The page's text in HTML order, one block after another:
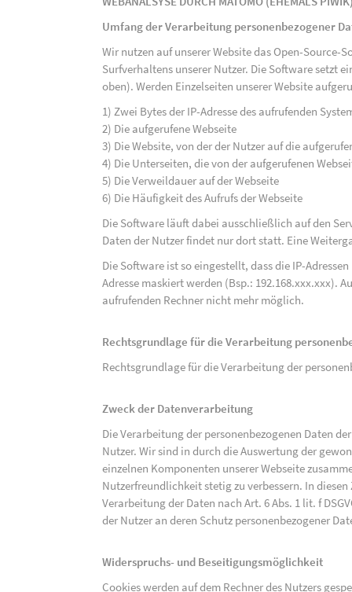
Umfang der Verarbeitung personenbezogener
Wir nutzen auf unserer Website das Open-Source-
Surfverhaltens unserer Nutzer. Die Software setzt
oben). Werden Einzelseiten unserer Website
1) Zwei Bytes der IP-Adresse des aufrufenden
2) Die aufgerufene Webseite
3) Die Website, von der der Nutzer auf die
4) Die Unterseiten, die von der aufgerufenen
5) Die Verweildauer auf der Webseite
6) Die Häufigkeit des Aufrufs der Webseite
Die Software läuft dabei ausschließlich auf den
Daten der Nutzer findet nur dort statt. Eine
Die Software ist so eingestellt, dass die IP-
Adresse maskiert werden (Bsp.: 192.168.xxx.xxx).
aufrufenden Rechner nicht mehr möglich.
Rechtsgrundlage für die Verarbeitung
Rechtsgrundlage für die Verarbeitung der
Zweck der Datenverarbeitung
Die Verarbeitung der personenbezogenen Daten
Nutzer. Wir sind in durch die Auswertung der
einzelnen Komponenten unserer Webseite
Nutzerfreundlichkeit stetig zu verbessern. In
Verarbeitung der Daten nach Art. 6 Abs. 1 lit. f
der Nutzer an deren Schutz personenbezogener
Widerspruchs- und Beseitigungsmöglichkeit
Cookies werden auf dem Rechner des Nutzers